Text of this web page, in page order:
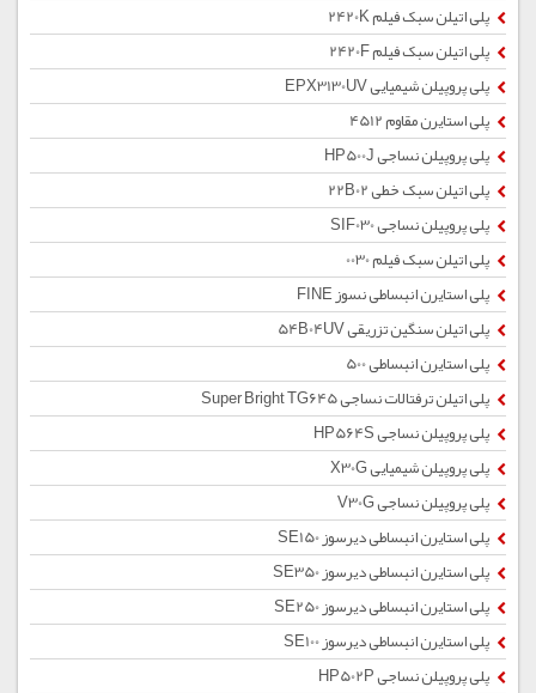
پلی اتیلن سبک فیلم 2420K
پلی اتیلن سبک فیلم 2420F
پلی پروپیلن شیمیایی EPX3130UV
پلی استایرن مقاوم 4512
پلی پروپیلن نساجی HP500J
پلی اتیلن سبک خطی 22B02
پلی پروپیلن نساجی SIF030
پلی اتیلن سبک فیلم 0030
پلی استایرن انبساطی نسوز FINE
پلی اتیلن سنگین تزریقی 54B04UV
پلی استایرن انبساطی 500
پلی اتیلن ترفتالات نساجی Super Bright TG645
پلی پروپیلن نساجی HP564S
پلی پروپیلن شیمیایی X30G
پلی پروپیلن نساجی V30G
پلی استایرن انبساطی دیرسوز SE150
پلی استایرن انبساطی دیرسوز SE350
پلی استایرن انبساطی دیرسوز SE250
پلی استایرن انبساطی دیرسوز SE100
پلی پروپیلن نساجی HP502P